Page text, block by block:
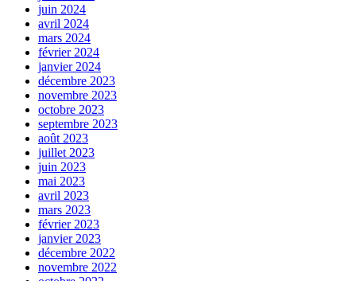
juin 2024
avril 2024
mars 2024
février 2024
janvier 2024
décembre 2023
novembre 2023
octobre 2023
septembre 2023
août 2023
juillet 2023
juin 2023
mai 2023
avril 2023
mars 2023
février 2023
janvier 2023
décembre 2022
novembre 2022